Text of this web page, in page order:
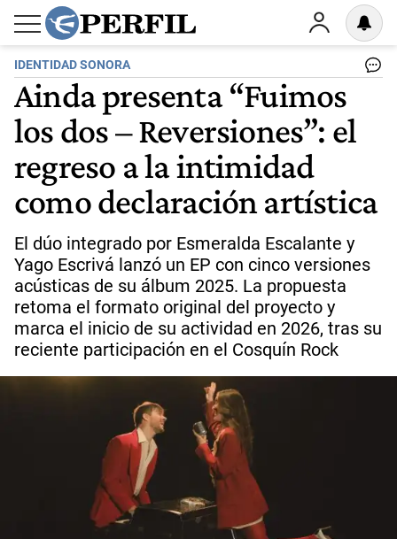
IDENTIDAD SONORA
Ainda presenta “Fuimos
los dos – Reversiones”: el
regreso a la intimidad
como declaración artística
El dúo integrado por Esmeralda Escalante y
Yago Escrivá lanzó un EP con cinco versiones
acústicas de su álbum 2025. La propuesta
retoma el formato original del proyecto y
marca el inicio de su actividad en 2026, tras su
reciente participación en el Cosquín Rock